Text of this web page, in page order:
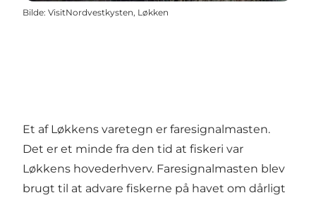
Bilde: VisitNordvestkysten, Løkken
Et af Løkkens varetegn er faresignalmasten.
Det er et minde fra den tid at fiskeri var
Løkkens hovederhverv. Faresignalmasten blev
brugt til at advare fiskerne på havet om dårligt